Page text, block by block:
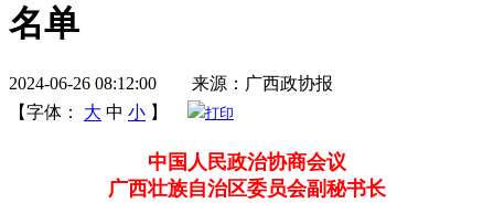
名单
2024-06-26 08:12:00 来源：广西政协报
【字体：
大 中 小 】 打印
中国人民政治协商会议
广西壮族自治区委员会副秘书长